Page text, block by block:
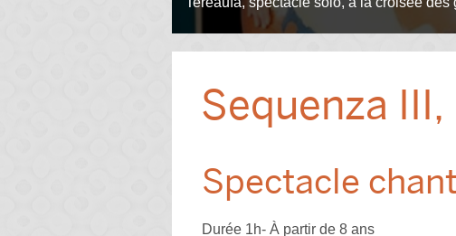
Sequenza
Spectacle
Durée 1h- À partir de 8 ans